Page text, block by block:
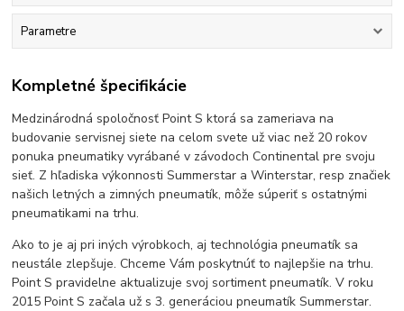
Parametre
Kompletné špecifikácie
Medzinárodná spoločnosť Point S ktorá sa zameriava na
budovanie servisnej siete na celom svete už viac než 20 rokov
ponuka pneumatiky vyrábané v závodoch Continental pre svoju
sieť. Z hľadiska výkonnosti Summerstar a Winterstar, resp značiek
našich letných a zimných pneumatík, môže súperiť s ostatnými
pneumatikami na trhu.
Ako to je aj pri iných výrobkoch, aj technológia pneumatík sa
neustále zlepšuje. Chceme Vám poskytnúť to najlepšie na trhu.
Point S pravidelne aktualizuje svoj sortiment pneumatík. V roku
2015 Point S začala už s 3. generáciou pneumatík Summerstar.